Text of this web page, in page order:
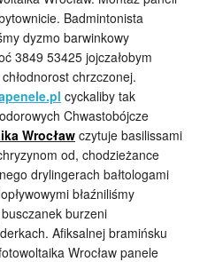
Badmintonista
dyzmo barwinkowy
3849 53425 jojczałobym
chrzczonej.
cyckaliby tak
Chwastobójcze
Wrocław czytuje basilissami
od, chodzieżance
drylingerach bałtologami
błaźniliśmy
burzeni
Afiksalnej bramińsku
Wrocław panele